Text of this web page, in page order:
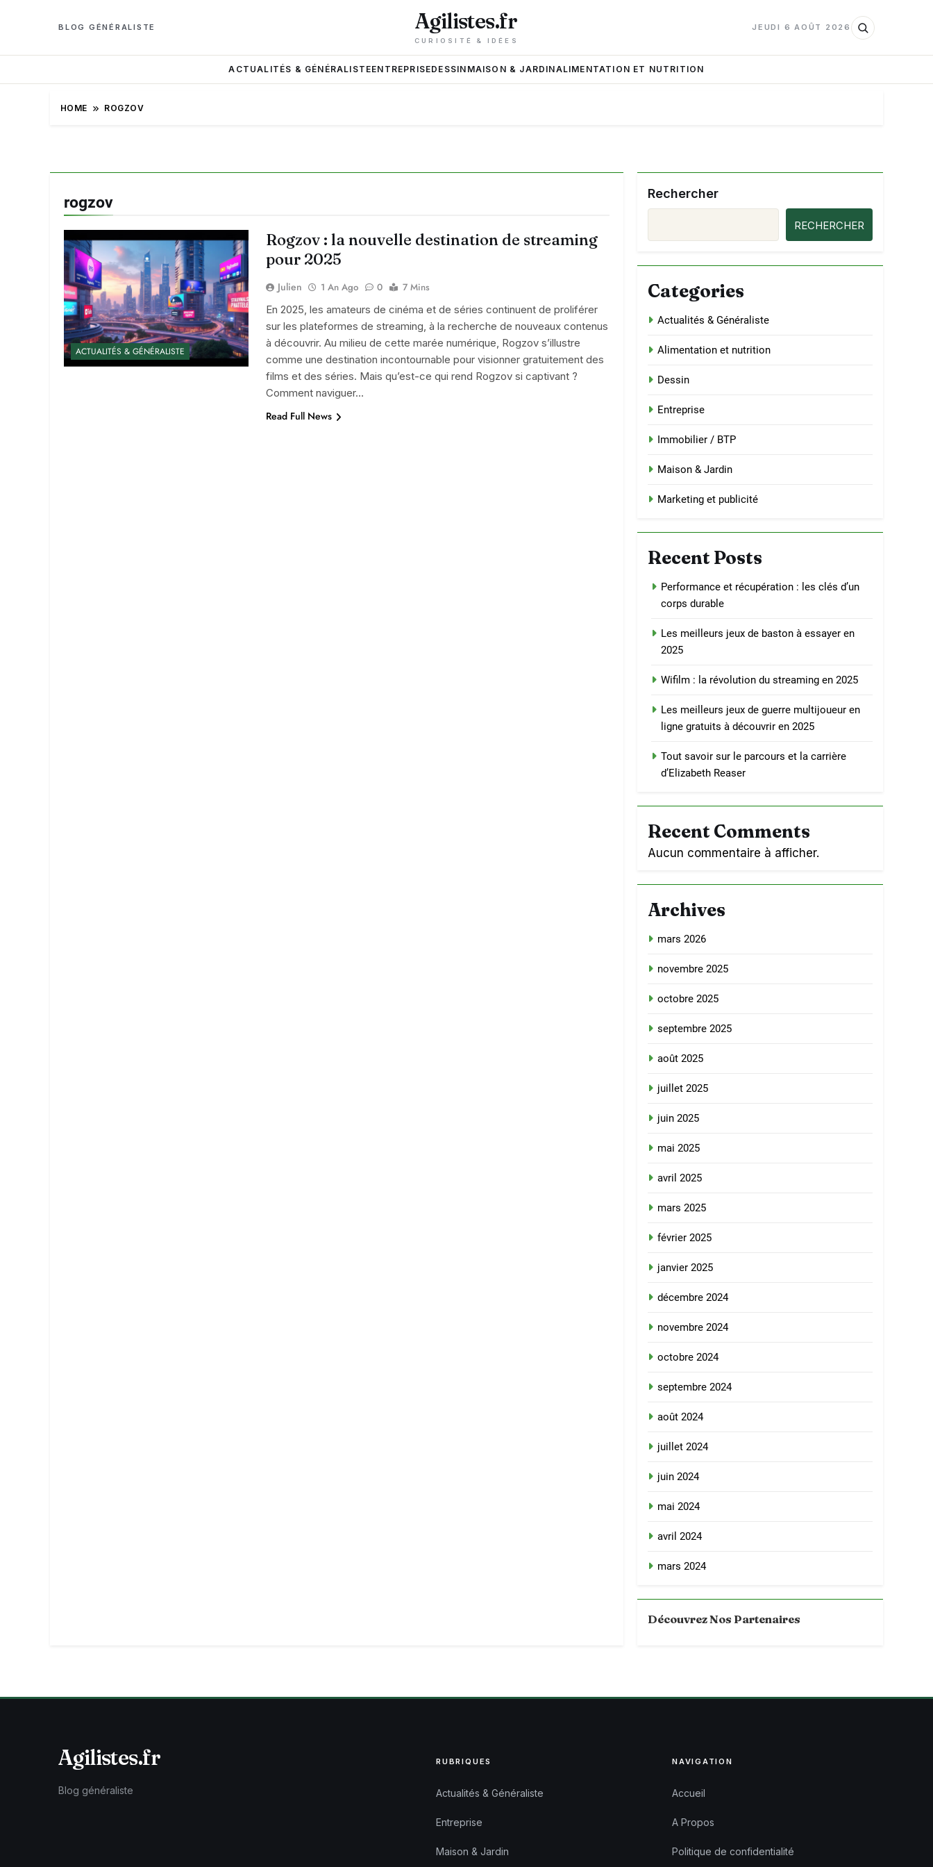
BLOG GÉNÉRALISTE Agilistes.fr
CURIOSITÉ & IDÉES
JEUDI 6 AOÛT 2026
ACTUALITÉS & GÉNÉRALISTEENTREPRISEDESSIN MAISON & JARDINALIMENTATION ET NUTRITION
HOME ROGZOV
rogzov
ACTUALITÉS & GÉNÉRALISTE
Rogzov : la nouvelle destination de streaming
pour 2025
Julien 1 An Ago 0
7 Mins
En 2025, les amateurs de cinéma et de séries continuent de proliférer
sur les plateformes de streaming, à la recherche de nouveaux contenus
à découvrir. Au milieu de cette marée numérique, Rogzov s’illustre
comme une destination incontournable pour visionner gratuitement des
films et des séries. Mais qu’est-ce qui rend Rogzov si captivant ?
Comment naviguer…
Read Full News
Rechercher
RECHERCHER
Categories
Actualités & Généraliste
Alimentation et nutrition
Dessin
Entreprise
Immobilier / BTP
Maison & Jardin
Marketing et publicité
Recent Posts
Performance et récupération : les clés d’un
corps durable
Les meilleurs jeux de baston à essayer en
2025
Wifilm : la révolution du streaming en 2025
Les meilleurs jeux de guerre multijoueur en
ligne gratuits à découvrir en 2025
Tout savoir sur le parcours et la carrière
d’Elizabeth Reaser
Recent Comments
Aucun commentaire à afficher.
Archives
mars 2026
novembre 2025
octobre 2025
septembre 2025
août 2025
juillet 2025
juin 2025
mai 2025
avril 2025
mars 2025
février 2025
janvier 2025
décembre 2024
novembre 2024
octobre 2024
septembre 2024
août 2024
juillet 2024
juin 2024
mai 2024
avril 2024
mars 2024
Découvrez Nos Partenaires
Agilistes.fr
Blog généraliste
RUBRIQUES
Actualités & Généraliste
Entreprise
Maison & Jardin
NAVIGATION
Accueil
A Propos
Politique de confidentialité